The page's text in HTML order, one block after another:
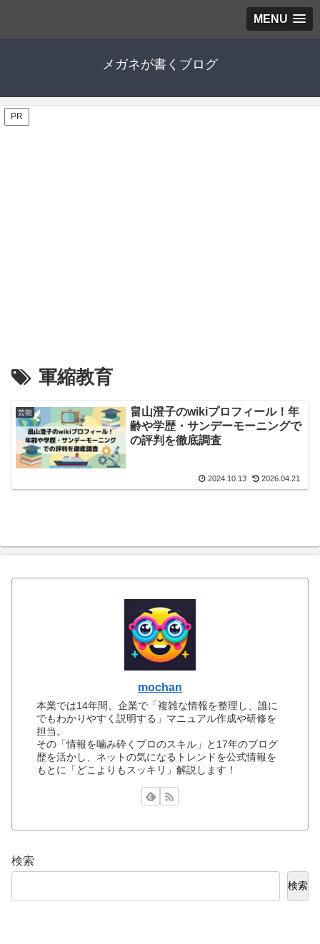
MENU
メガネが書くブログ
PR
軍縮教育
芸能
畠山澄子のwikiプロフィール！年
齢や学歴・サンデーモーニングで
の評判を徹底調査
2024.10.13 2026.04.21
mochan
本業では14年間、企業で「複雑な情報を整理し、誰に
でもわかりやすく説明する」マニュアル作成や研修を
担当。
その「情報を噛み砕くプロのスキル」と17年のブログ
歴を活かし、ネットの気になるトレンドを公式情報を
もとに「どこよりもスッキリ」解説します！
検索
検索